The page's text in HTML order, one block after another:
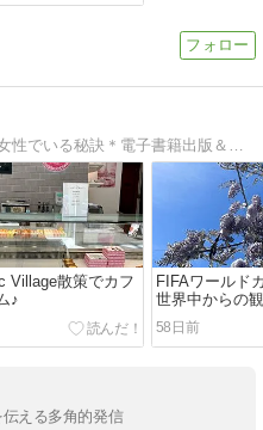
Village散策でカフ
♪
FIFAワールド
世界中からの
されるフレン
58日前
える多角的発信